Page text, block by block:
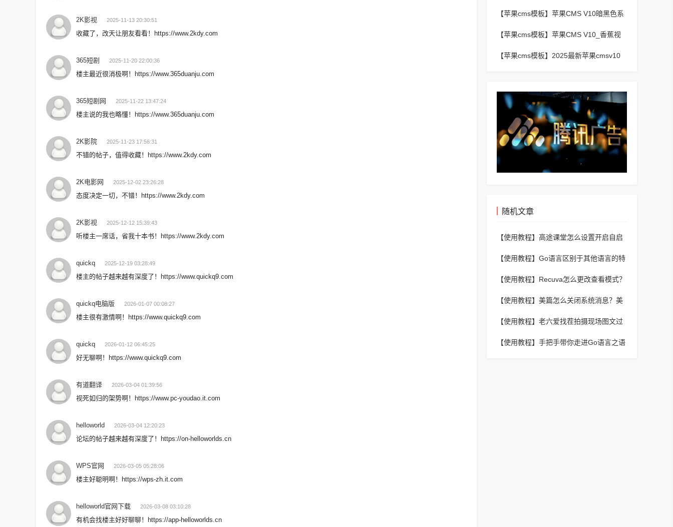
2K影视 2025-11-13 20:30:51
收藏了，改天让朋友看看！https://www.2kdy.com
365短剧 2025-11-20 22:00:36
楼主最近很消极啊！https://www.365duanju.com
365短剧网 2025-11-22 13:47:24
楼主说的我也略懂！https://www.365duanju.com
2K影院 2025-11-23 17:56:31
不错的帖子，值得收藏！https://www.2kdy.com
2K电影网 2025-12-02 23:26:28
态度决定一切，不错！https://www.2kdy.com
2K影视 2025-12-12 15:39:43
听楼主一席话，省我十本书！https://www.2kdy.com
quickq 2025-12-19 03:28:49
楼主的帖子越来越有深度了！https://www.quickq9.com
quickq电脑版 2026-01-07 00:08:27
楼主很有激情啊！https://www.quickq9.com
quickq 2026-01-12 06:45:25
好无聊啊！https://www.quickq9.com
有道翻译 2026-03-04 01:39:56
视死如归的架势啊！https://www.pc-youdao.it.com
helloworld 2026-03-04 12:20:23
论坛的帖子越来越有深度了！https://on-helloworlds.cn
WPS官网 2026-03-05 05:28:06
楼主好聪明啊！https://wps-zh.it.com
helloworld官网下载 2026-03-08 03:10:28
有机会找楼主好好聊聊！https://app-helloworlds.cn
测源码 有演示
【苹果cms模板】 苹果CMS V10暗黑色系
【苹果cms模板】 苹果CMS V10_香蕉视
【苹果cms模板】 2025最新苹果cmsv10
随机文章
【使用教程】 高途课堂怎么设置开启自启
【使用教程】 Go语言区别于其他语言的特
【使用教程】 Recuva怎么更改查看模式？
【使用教程】 美篇怎么关闭系统消息？美
【使用教程】 老六爱找茬拍摄现场图文过
【使用教程】 手把手带你走进Go语言之语